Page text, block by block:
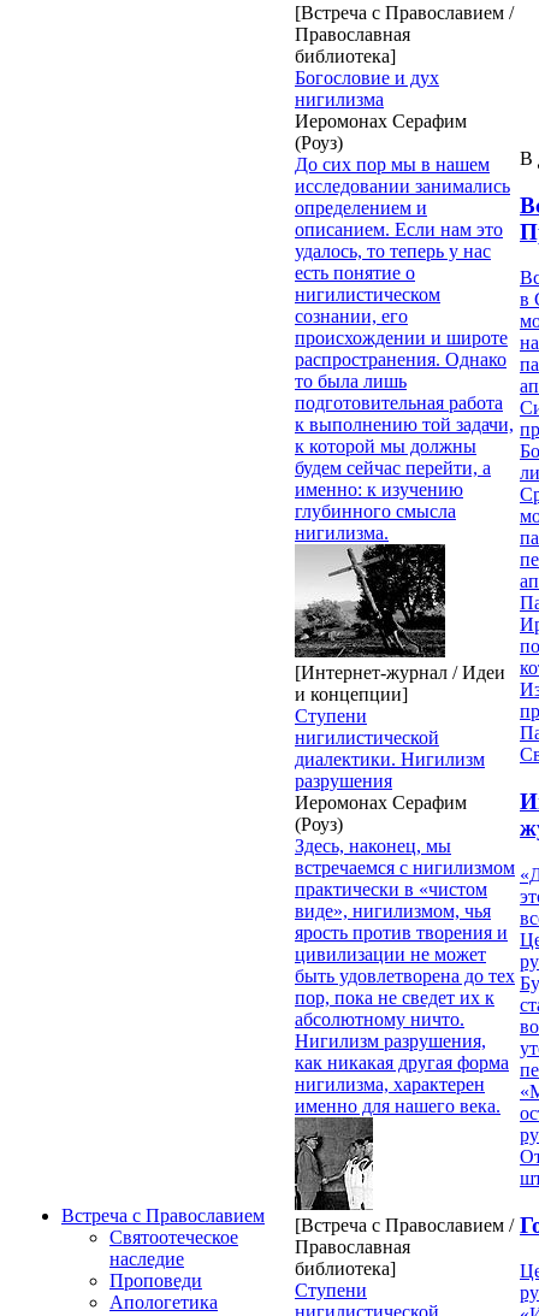
Встреча с Православием
Святоотеческое
наследие
Проповеди
Апологетика
[Встреча с Православием /
Православная
библиотека]
Богословие и дух
нигилизма
Иеромонах Серафим
(Роуз)
До сих пор мы в нашем
исследовании занимались
определением и
описанием. Если нам это
удалось, то теперь у нас
есть понятие о
нигилистическом
сознании, его
происхождении и широте
распространения. Однако
то была лишь
подготовительная работа
к выполнению той задачи,
к которой мы должны
будем сейчас перейти, а
именно: к изучению
глубинного смысла
нигилизма.
[Интернет-журнал / Идеи
и концепции]
Ступени
нигилистической
диалектики. Нигилизм
разрушения
Иеромонах Серафим
(Роуз)
Здесь, наконец, мы
встречаемся с нигилизмом
практически в «чистом
виде», нигилизмом, чья
ярость против творения и
цивилизации не может
быть удовлетворена до тех
пор, пока не сведет их к
абсолютному ничто.
Нигилизм разрушения,
как никакая другая форма
нигилизма, характерен
именно для нашего века.
[Встреча с Православием /
Православная
библиотека]
Ступени
нигилистической
В
в